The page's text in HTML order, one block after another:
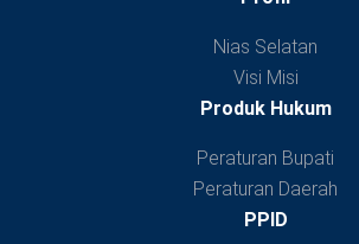
Nias Selatan
Visi Misi
Produk Hukum
Peraturan Bupati
Peraturan Daerah
PPID